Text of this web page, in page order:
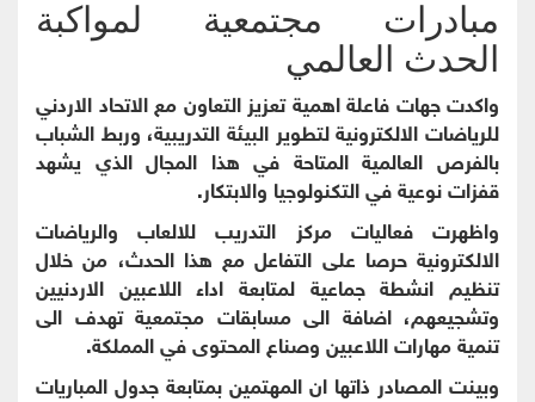
مبادرات مجتمعية لمواكبة
الحدث العالمي
واكدت جهات فاعلة اهمية تعزيز التعاون مع الاتحاد الاردني
للرياضات الالكترونية لتطوير البيئة التدريبية، وربط الشباب
بالفرص العالمية المتاحة في هذا المجال الذي يشهد
قفزات نوعية في التكنولوجيا والابتكار.
واظهرت فعاليات مركز التدريب للالعاب والرياضات
الالكترونية حرصا على التفاعل مع هذا الحدث، من خلال
تنظيم انشطة جماعية لمتابعة اداء اللاعبين الاردنيين
وتشجيعهم، اضافة الى مسابقات مجتمعية تهدف الى
تنمية مهارات اللاعبين وصناع المحتوى في المملكة.
وبينت المصادر ذاتها ان المهتمين بمتابعة جدول المباريات